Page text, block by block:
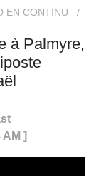
EN CONTINU
/
à Palmyre,
]